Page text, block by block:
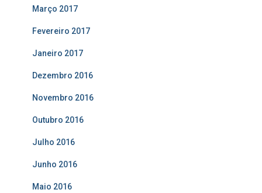
Março 2017
Fevereiro 2017
Janeiro 2017
Dezembro 2016
Novembro 2016
Outubro 2016
Julho 2016
Junho 2016
Maio 2016